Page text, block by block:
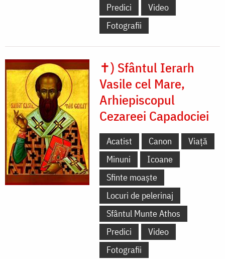
Predici
Video
Fotografii
✝) Sfântul Ierarh
Vasile cel Mare,
Arhiepiscopul
Cezareei Capadociei
Acatist Canon
Viață
Minuni
Icoane
Sfinte moaște
Locuri de pelerinaj
Sfântul Munte Athos
Predici
Video
Fotografii